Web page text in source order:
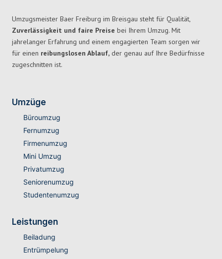
Umzugsmeister Baer Freiburg im Breisgau steht für Qualität,
Zuverlässigkeit und faire Preise bei Ihrem Umzug. Mit
jahrelanger Erfahrung und einem engagierten Team sorgen wir
für einen reibungslosen Ablauf, der genau auf Ihre Bedürfnisse
zugeschnitten ist.
Umzüge
Büroumzug
Fernumzug
Firmenumzug
Mini Umzug
Privatumzug
Seniorenumzug
Studentenumzug
Leistungen
Beiladung
Entrümpelung